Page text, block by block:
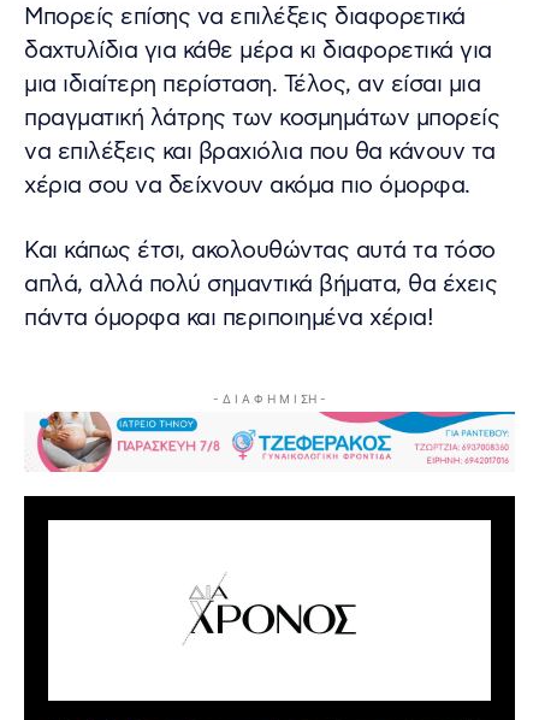
Μπορείς επίσης να επιλέξεις διαφορετικά
δαχτυλίδια για κάθε μέρα κι διαφορετικά για
μια ιδιαίτερη περίσταση. Τέλος, αν είσαι μια
πραγματική λάτρης των κοσμημάτων μπορείς
να επιλέξεις και βραχιόλια που θα κάνουν τα
χέρια σου να δείχνουν ακόμα πιο όμορφα.
Και κάπως έτσι, ακολουθώντας αυτά τα τόσο
απλά, αλλά πολύ σημαντικά βήματα, θα έχεις
πάντα όμορφα και περιποιημένα χέρια!
- Δ Ι Α Φ Η Μ Ι ΣΗ -